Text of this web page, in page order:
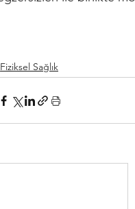
Fiziksel Sağlık